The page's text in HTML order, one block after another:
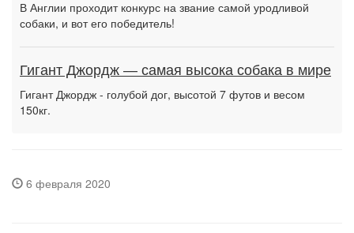
В Англии проходит конкурс на звание самой уродливой
собаки, и вот его победитель!
Гигант Джордж — самая высока собака в мире
Гигант Джордж - голубой дог, высотой 7 футов и весом
150кг.
6 февраля 2020